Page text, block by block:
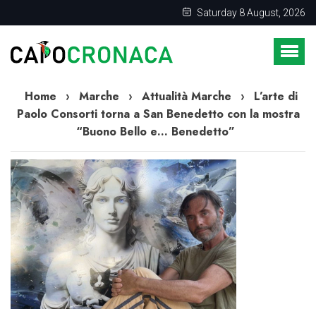
Saturday 8 August, 2026
Home › Marche › Attualità Marche ›
L’arte di
Paolo Consorti torna a San Benedetto con la mostra
“Buono Bello e… Benedetto”